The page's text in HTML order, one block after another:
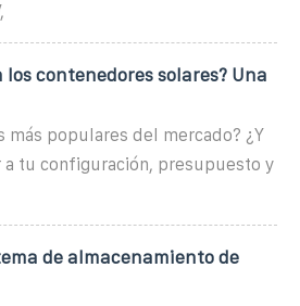
contenedores solares? Una
más populares del mercado? ¿Y
a tu configuración, presupuesto y
de almacenamiento de